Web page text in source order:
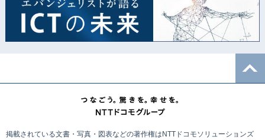
掲載されている文書・写真・図表などの著作権はNTTドコモソリューションズ